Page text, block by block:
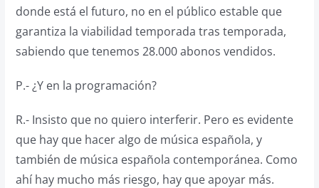
donde está el futuro, no en el público estable que
garantiza la viabilidad temporada tras temporada,
sabiendo que tenemos 28.000 abonos vendidos.
P.- ¿Y en la programación?
R.- Insisto que no quiero interferir. Pero es evidente
que hay que hacer algo de música española, y
también de música española contemporánea. Como
ahí hay mucho más riesgo, hay que apoyar más.